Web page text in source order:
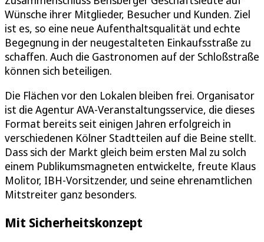
Wünsche ihrer Mitglieder, Besucher und Kunden. Ziel
ist es, so eine neue Aufenthaltsqualität und echte
Begegnung in der neugestalteten Einkaufsstraße zu
schaffen. Auch die Gastronomen auf der Schloßstraße
können sich beteiligen.
Die Flächen vor den Lokalen bleiben frei. Organisator
ist die Agentur AVA-Veranstaltungsservice, die dieses
Format bereits seit einigen Jahren erfolgreich in
verschiedenen Kölner Stadtteilen auf die Beine stellt.
Dass sich der Markt gleich beim ersten Mal zu solch
einem Publikumsmagneten entwickelte, freute Klaus
Molitor, IBH-Vorsitzender, und seine ehrenamtlichen
Mitstreiter ganz besonders.
Mit Sicherheitskonzept